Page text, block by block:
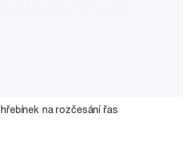
na rozčesání řas